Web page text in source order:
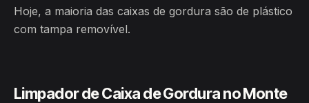
Hoje, a maioria das caixas de gordura são de plástico
com tampa removível.
Limpador de Caixa de Gordura no Monte